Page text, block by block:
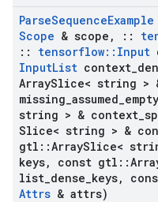
ParseSequenceExample
Scope & scope , ::
::
tensorflow:: Input
InputList context
ArraySlice< string >
missing assumed empty
string > & context
Slice< string > &
gtl ::ArraySlice<
keys, const gtl ::
list dense keys,
Attrs & attrs)